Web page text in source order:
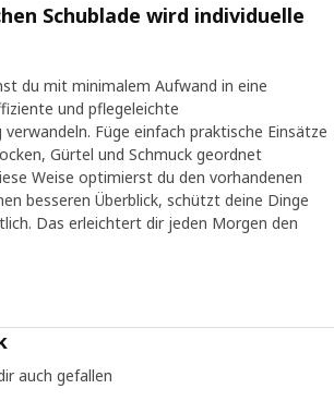
Schublade wird individuelle
du mit minimalem Aufwand in eine
und pflegeleichte
Füge einfach praktische Einsätze
Gürtel und Schmuck geordnet
Weise optimierst du den vorhandenen
besseren Überblick, schützt deine Dinge
Das erleichtert dir jeden Morgen den
auch gefallen